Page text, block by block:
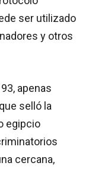
ser utilizado
y otros
apenas
selló la
egipcio
cercana,